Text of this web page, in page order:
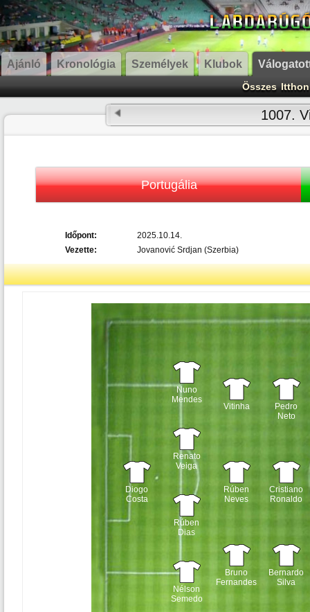
Ajánló Kronológia Személyek Klubok
Összes Itthon
1007.
Portugália
Időpont:
2025.10.14.
Vezette:
Jovanović Srdjan (Szerbia)
Diogo
Costa
Nuno
Mendes
Renato
Veiga
Rúben
Dias
Nélson
Semedo
Vitinha
Rúben
Neves
Bruno
Fernandes
Pedro
Neto
Cristiano
Ronaldo
Bernardo
Silva